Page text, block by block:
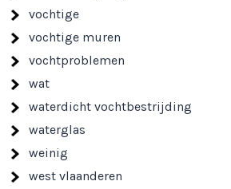
vochtige
vochtige muren
vochtproblemen
wat
waterdicht vochtbestrijding
waterglas
weinig
west vlaanderen